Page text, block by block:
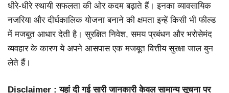
धीरे-धीरे स्थायी सफलता की ओर कदम बढ़ाते हैं। इनका व्यावसायिक
नजरिया और दीर्घकालिक योजना बनाने की क्षमता इन्हें किसी भी फील्ड
में मजबूत आधार देती है। सुरक्षित निवेश, समय प्रबंधन और भरोसेमंद
व्यवहार के कारण ये अपने आसपास एक मजबूत वित्तीय सुरक्षा जाल बुन
लेते हैं।
Disclaimer : यहां दी गई सारी जानकारी केवल सामान्य सूचना पर